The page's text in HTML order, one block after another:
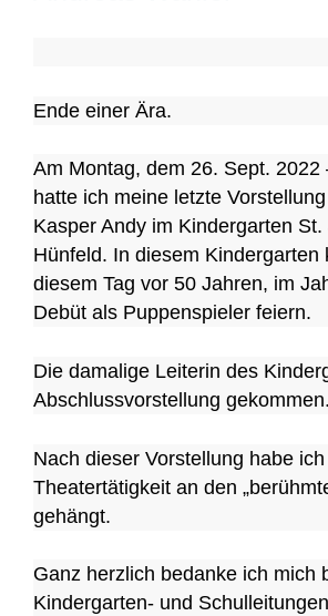
Ende einer Ära.
Am Montag, dem 26. Sept. 2022
hatte ich meine letzte
Kasper Andy im Kindergarten
Hünfeld. In diesem Kindergarten
diesem Tag vor 50 Jahren, im
Debüt als Puppenspieler feiern.
Die damalige Leiterin des
Abschlussvorstellung gekommen.
Nach dieser Vorstellung habe
Theatertätigkeit an den
gehängt.
Ganz herzlich bedanke ich mich
Kindergarten- und